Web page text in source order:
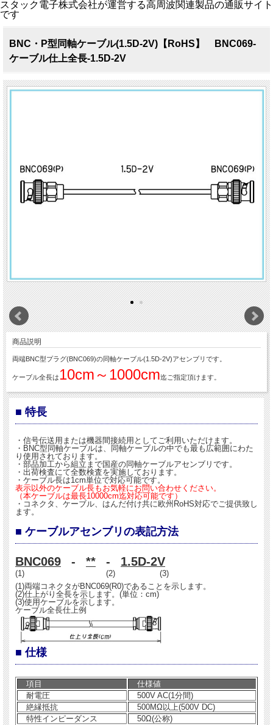
スタック電子株式会社が運営する高周波関連製品の通販サイト
です
BNC・P型同軸ケーブル(1.5D-2V)【RoHS】 BNC069-
ケーブル仕上全長-1.5D-2V
商品説明
両端BNC型プラグ(BNC069)の同軸ケーブル(1.5D-2V)アセンブリです。
ケーブル全長は10cm～1000cm迄ご指定頂けます。
■ 特長
・信号伝送用または機器間接続用としてご利用いただけます。
・BNC型同軸ケーブルは、同軸ケーブルの中でも最も広範囲にわた
り使用されております。
・部品加工から組立まで国産の同軸ケーブルアセンブリです。
・出荷検査にて全数検査を実施しております。
・ケーブル長は1cm単位で対応可能です。
表示以外のケーブル長もお気軽にお問い合わせください。
（本ケーブルは最長10000cm迄対応可能です）
・コネクタ、ケーブル、はんだ付け共に欧州RoHS対応でご提供致し
ます。
■ ケーブルアセンブリの表記方法
BNC069 - ** - 1.5D-2V
(1) (2) (3)
(1)両端コネクタがBNC069(R0)であることを示します。
(2)仕上がり全長を示します。(単位：cm)
(3)使用ケーブルを示します。
ケーブル全長仕上例
■ 仕様
項目
仕様値
耐電圧
500V AC(1分間)
絶縁抵抗
500MΩ以上(500V DC)
特性インピーダンス
50Ω(公称)